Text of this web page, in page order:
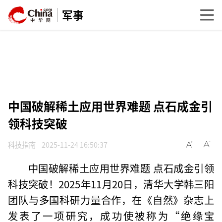
军事
中国破解稀土应用世界难题 点石成金引
领科技突破
科技指南 2025-11-24 16:50:37
中国破解稀土应用世界难题 点石成金引领
科技突破！2025年11月20日，清华大学韩三阳
团队与多国科研力量合作，在《自然》杂志上
发表了一项研究，成功使被称为“绝缘宝